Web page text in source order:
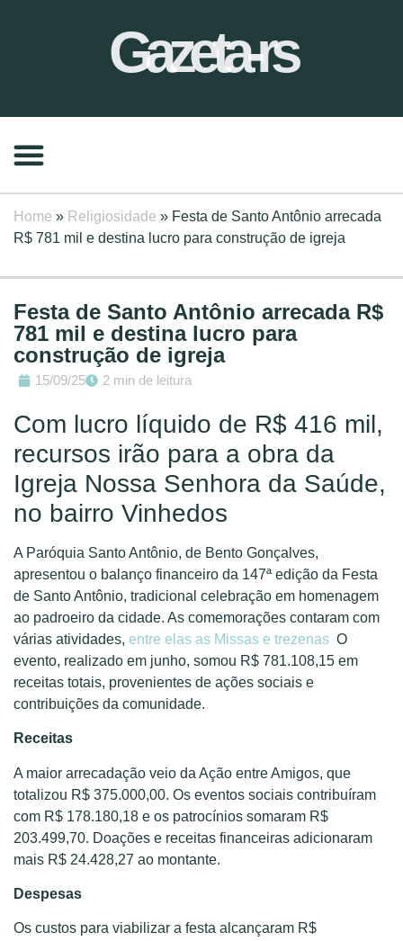
Gazeta-rs
Home » Religiosidade » Festa de Santo Antônio arrecada
R$ 781 mil e destina lucro para construção de igreja
Festa de Santo Antônio arrecada R$
781 mil e destina lucro para
construção de igreja
15/09/25 2 min de leitura
Com lucro líquido de R$ 416 mil,
recursos irão para a obra da
Igreja Nossa Senhora da Saúde,
no bairro Vinhedos
A Paróquia Santo Antônio, de Bento Gonçalves,
apresentou o balanço financeiro da 147ª edição da Festa
de Santo Antônio, tradicional celebração em homenagem
ao padroeiro da cidade. As comemorações contaram com
várias atividades, entre elas as Missas e trezenas O
evento, realizado em junho, somou R$ 781.108,15 em
receitas totais, provenientes de ações sociais e
contribuições da comunidade.
Receitas
A maior arrecadação veio da Ação entre Amigos, que
totalizou R$ 375.000,00. Os eventos sociais contribuíram
com R$ 178.180,18 e os patrocínios somaram R$
203.499,70. Doações e receitas financeiras adicionaram
mais R$ 24.428,27 ao montante.
Despesas
Os custos para viabilizar a festa alcançaram R$